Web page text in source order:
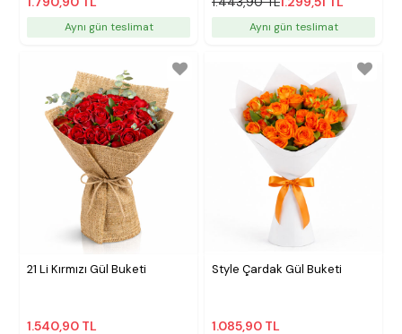
Aynı gün teslimat Aynı gün teslimat
21 Li Kırmızı Gül Buketi
1.540,90 TL
Style Çardak Gül Buketi
1.085,90 TL